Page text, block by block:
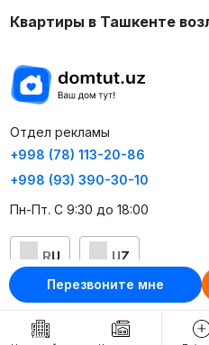
Перезвоните мне
Квартиры в Ташкенте
Отдел рекламы
+998 (78) 113-20-86
+998 (93) 390-30-10
Пн-Пт. С 9:30 до 18:00
RU UZ
Контакты
О проекте